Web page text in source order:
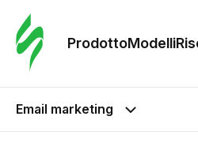
ProdottoModelli
Email marketing